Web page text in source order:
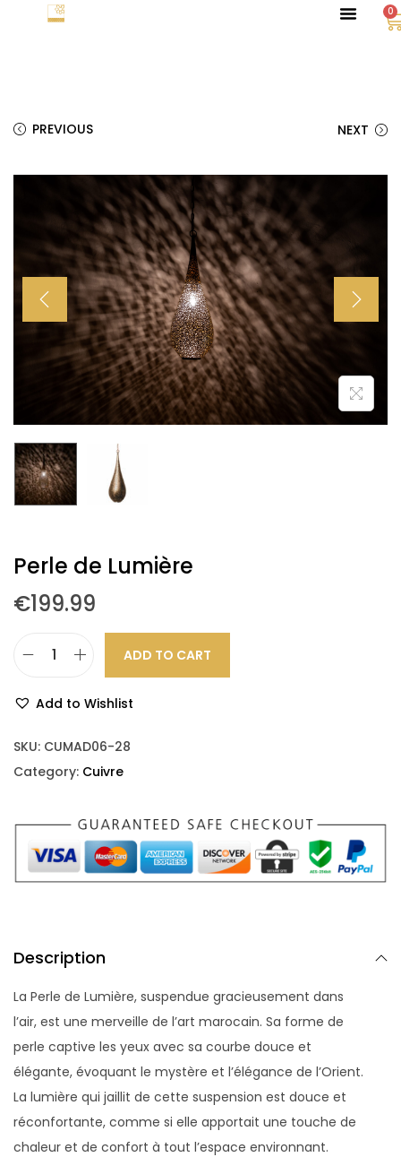
0
PREVIOUS NEXT
Perle de Lumière
€199.99
ADD TO CART
Add to Wishlist
SKU: CUMAD06-28
Category: Cuivre
Description
La Perle de Lumière, suspendue gracieusement dans
l’air, est une merveille de l’art marocain. Sa forme de
perle captive les yeux avec sa courbe douce et
élégante, évoquant le mystère et l’élégance de l’Orient.
La lumière qui jaillit de cette suspension est douce et
réconfortante, comme si elle apportait une touche de
chaleur et de confort à tout l’espace environnant.